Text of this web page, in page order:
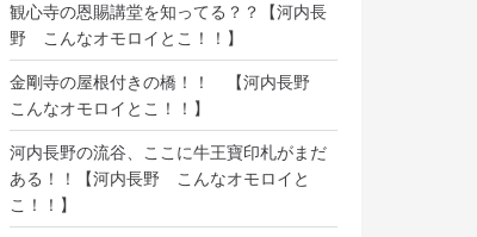
観心寺の恩賜講堂を知ってる？？【河内長
野 こんなオモロイとこ！！】
金剛寺の屋根付きの橋！！ 【河内長野
こんなオモロイとこ！！】
河内長野の流谷、ここに牛王寶印札がまだ
ある！！【河内長野 こんなオモロイと
こ！！】